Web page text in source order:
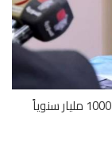
رئيس الحكومة : إعادة هيكلة الدعم ستوفر حوالي 1000 مليار سنوياً